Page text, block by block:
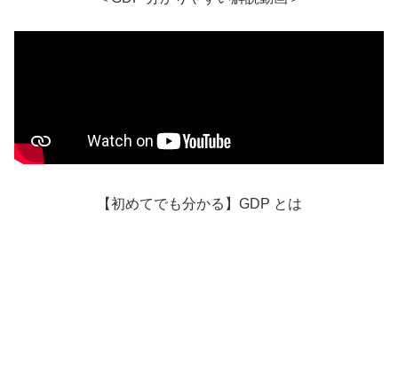
【初めてでも分かる】GDP とは